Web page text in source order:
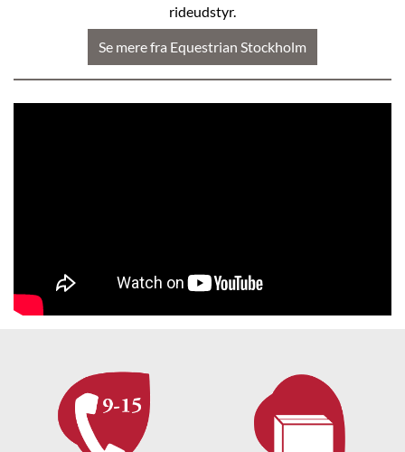
rideudstyr.
Se mere fra Equestrian Stockholm